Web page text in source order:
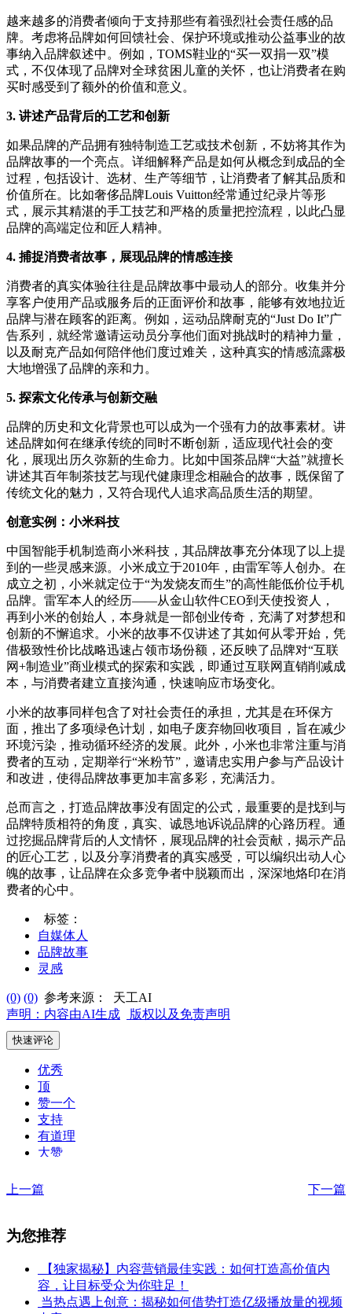
越来越多的消费者倾向于支持那些有着强烈社会责任感的品
牌。考虑将品牌如何回馈社会、保护环境或推动公益事业的故
事纳入品牌叙述中。例如，TOMS鞋业的“买一双捐一双”模
式，不仅体现了品牌对全球贫困儿童的关怀，也让消费者在购
买时感受到了额外的价值和意义。
3. 讲述产品背后的工艺和创新
如果品牌的产品拥有独特制造工艺或技术创新，不妨将其作为
品牌故事的一个亮点。详细解释产品是如何从概念到成品的全
过程，包括设计、选材、生产等细节，让消费者了解其品质和
价值所在。比如奢侈品牌Louis Vuitton经常通过纪录片等形
式，展示其精湛的手工技艺和严格的质量把控流程，以此凸显
品牌的高端定位和匠人精神。
4. 捕捉消费者故事，展现品牌的情感连接
消费者的真实体验往往是品牌故事中最动人的部分。收集并分
享客户使用产品或服务后的正面评价和故事，能够有效地拉近
品牌与潜在顾客的距离。例如，运动品牌耐克的“Just Do It”广
告系列，就经常邀请运动员分享他们面对挑战时的精神力量，
以及耐克产品如何陪伴他们度过难关，这种真实的情感流露极
大地增强了品牌的亲和力。
5. 探索文化传承与创新交融
品牌的历史和文化背景也可以成为一个强有力的故事素材。讲
述品牌如何在继承传统的同时不断创新，适应现代社会的变
化，展现出历久弥新的生命力。比如中国茶品牌“大益”就擅长
讲述其百年制茶技艺与现代健康理念相融合的故事，既保留了
传统文化的魅力，又符合现代人追求高品质生活的期望。
创意实例：小米科技
中国智能手机制造商小米科技，其品牌故事充分体现了以上提
到的一些灵感来源。小米成立于2010年，由雷军等人创办。在
成立之初，小米就定位于“为发烧友而生”的高性能低价位手机
品牌。雷军本人的经历——从金山软件CEO到天使投资人，
再到小米的创始人，本身就是一部创业传奇，充满了对梦想和
创新的不懈追求。小米的故事不仅讲述了其如何从零开始，凭
借极致性价比战略迅速占领市场份额，还反映了品牌对“互联
网+制造业”商业模式的探索和实践，即通过互联网直销削减成
本，与消费者建立直接沟通，快速响应市场变化。
小米的故事同样包含了对社会责任的承担，尤其是在环保方
面，推出了多项绿色计划，如电子废弃物回收项目，旨在减少
环境污染，推动循环经济的发展。此外，小米也非常注重与消
费者的互动，定期举行“米粉节”，邀请忠实用户参与产品设计
和改进，使得品牌故事更加丰富多彩，充满活力。
总而言之，打造品牌故事没有固定的公式，最重要的是找到与
品牌特质相符的角度，真实、诚恳地诉说品牌的心路历程。通
过挖掘品牌背后的人文情怀，展现品牌的社会贡献，揭示产品
的匠心工艺，以及分享消费者的真实感受，可以编织出动人心
魄的故事，让品牌在众多竞争者中脱颖而出，深深地烙印在消
费者的心中。
标签：
自媒体人
品牌故事
灵感
(0) (0) 参考来源：
天工AI
声明：内容由AI生成
版权以及免责声明
快速评论
优秀
顶
赞一个
支持
有道理
大赞
喜欢
上一篇 下一篇
为您推荐
【独家揭秘】内容营销最佳实践：如何打造高价值内
容，让目标受众为你驻足！
当热点遇上创意：揭秘如何借势打造亿级播放量的视频